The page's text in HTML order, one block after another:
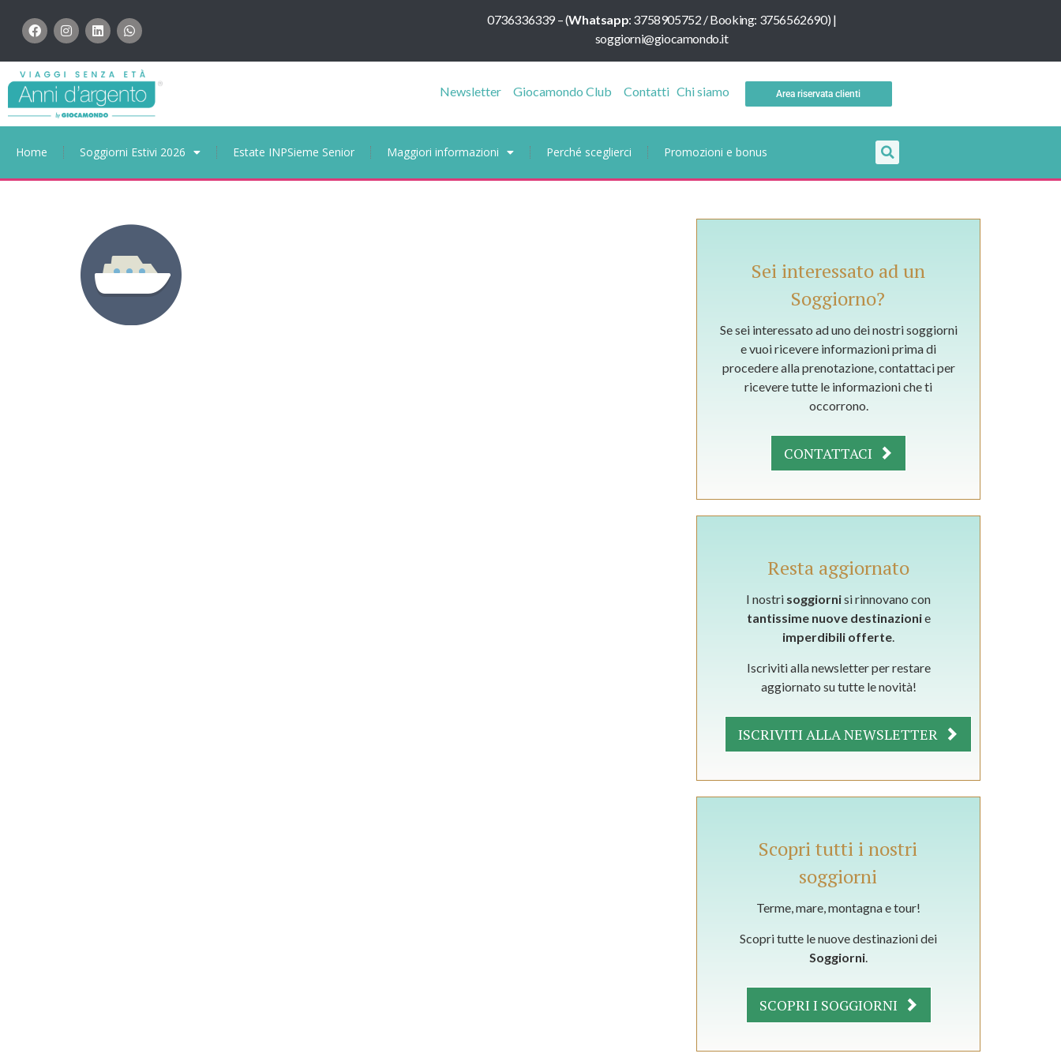
0736336339 –(Whatsapp: 3758905752 /Booking: 3756562690) |
soggiorni@giocamondo.it
Newsletter Giocamondo Club Contatti Chi siamo Area riservata clienti
Home Soggiorni Estivi 2026 Estate INPSieme Senior Maggiori informazioni Perché sceglierci Promozioni e bonus
Sei interessato ad un
Soggiorno?
Se sei interessato ad uno dei nostri soggiorni
e vuoi ricevere informazioni prima di
procedere alla prenotazione, contattaci per
ricevere tutte le informazioni che ti
occorrono.
CONTATTACI
Resta aggiornato
I nostri soggiornisi rinnovano con
tantissime nuove destinazionie
imperdibili offerte
Iscriviti alla newsletter per restare
aggiornato su tutte le novità!
ISCRIVITI ALLA NEWSLETTER
Scopri tutti i nostri
soggiorni
Terme, mare, montagna e tour!
Scopri tutte le nuove destinazioni dei
Soggiorni
SCOPRI I SOGGIORNI